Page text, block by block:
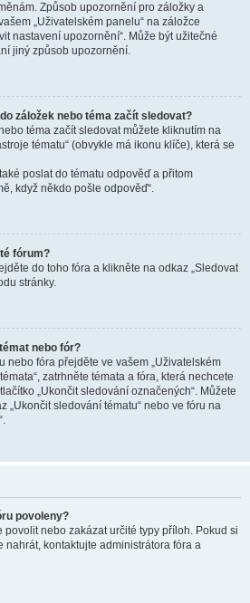
Způsob upozornění pro záložky a
„Uživatelském panelu“ na záložce
nastavení upozornění“. Může být užitečné
jiný způsob upozornění.
záložek nebo téma začít sledovat?
téma začít sledovat můžete kliknutím na
tématu“ (obvykle má ikonu klíče), která se
poslat do tématu odpověď a přitom
když někdo pošle odpověď“.
fórum?
do toho fóra a klikněte na odkaz „Sledovat
stránky.
nebo fór?
nebo fóra přejděte ve vašem „Uživatelském
zatrhněte témata a fóra, která nechcete
„Ukončit sledování označených“. Můžete
„Ukončit sledování tématu“ nebo ve fóru na
povoleny?
povolit nebo zakázat určité typy příloh. Pokud si
nahrát, kontaktujte administrátora fóra a